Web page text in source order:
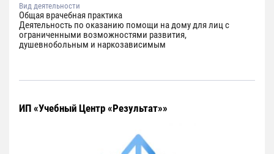
Вид деятельности
Общая врачебная практика
Деятельность по оказанию помощи на дому для лиц с
ограниченными возможностями развития,
душевнобольным и наркозависимым
ИП «Учебный Центр «Результат»»